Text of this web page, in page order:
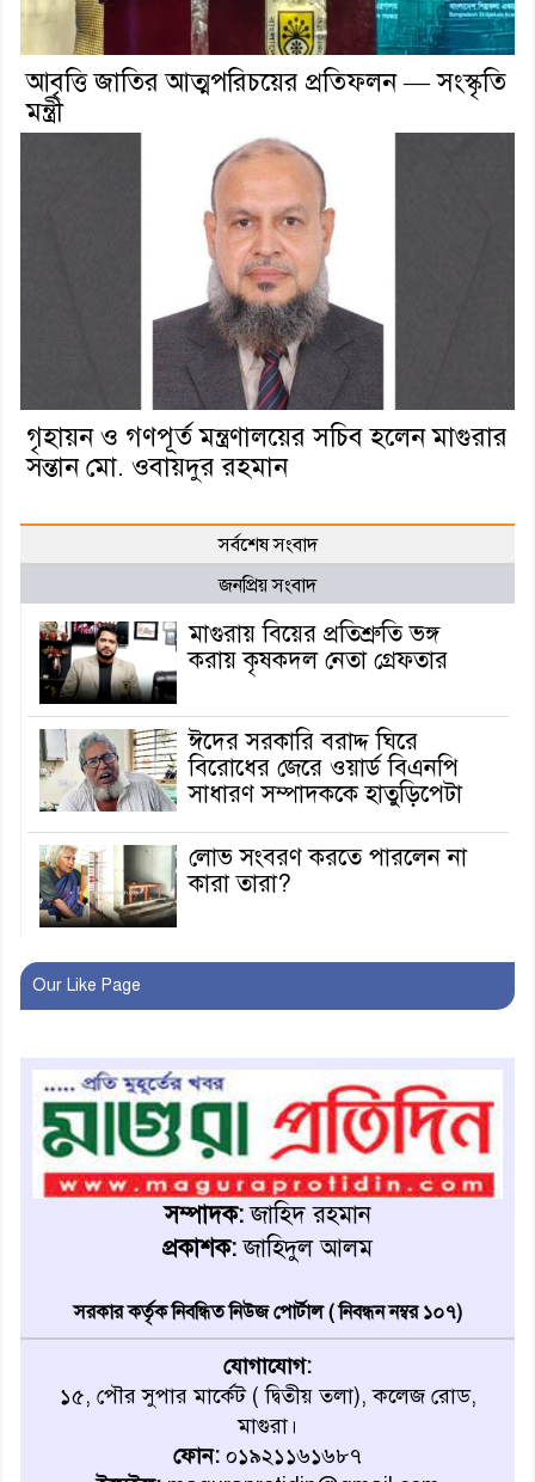
আবৃত্তি জাতির আত্মপরিচয়ের প্রতিফলন — সংস্কৃতি
মন্ত্রী
গৃহায়ন ও গণপূর্ত মন্ত্রণালয়ের সচিব হলেন মাগুরার
সন্তান মো. ওবায়দুর রহমান
সর্বশেষ সংবাদ
জনপ্রিয় সংবাদ
মাগুরায় বিয়ের প্রতিশ্রুতি ভঙ্গ
করায় কৃষকদল নেতা গ্রেফতার
ঈদের সরকারি বরাদ্দ ঘিরে
বিরোধের জেরে ওয়ার্ড বিএনপি
সাধারণ সম্পাদককে হাতুড়িপেটা
লোভ সংবরণ করতে পারলেন না
কারা তারা?
অনূর্ধ্ব-১৭ জাতীয় চ্যাম্পিয়ন মাগুরা
রোববার থেকে ভারতীয় ট্যুরিস্ট
ভিসা চালু
মাগুরায় জাতীয় ভিটামিন ‘এ’ প্লাস
ক্যাম্পেইন উপলক্ষে সাংবাদিক
অবহিতকরণ
কর্মসূচি প্রতিরোধে বিএনপির
মোটরসাইকেল শোডাউন
খুব শিঘ্রই কর্মস্থলে ফিরবেন
মাগুরার ডিসি
Our Like Page
সম্পাদক:জাহিদ রহমান
প্রকাশক:জাহিদুল আলম
সরকার কর্তৃক নিবন্ধিত নিউজ পোর্টাল ( নিবন্ধন নম্বর ১০৭)
যোগাযোগ:
১৫, পৌর সুপার মার্কেট ( দ্বিতীয় তলা), কলেজ রোড,
মাগুরা।
ফোন: ০১৯২১১৬১৬৮৭